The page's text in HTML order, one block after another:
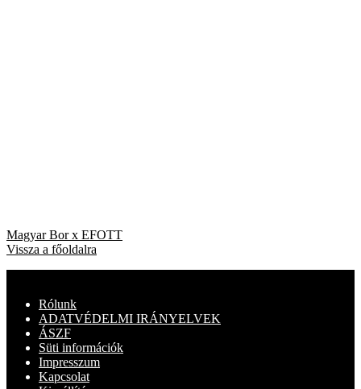
Bejegyzés
navigáció
Previous
post:
Magyar Bor x EFOTT
Vissza a főoldalra
Rólunk
ADATVÉDELMI IRÁNYELVEK
ÁSZF
Süti információk
Impresszum
Kapcsolat